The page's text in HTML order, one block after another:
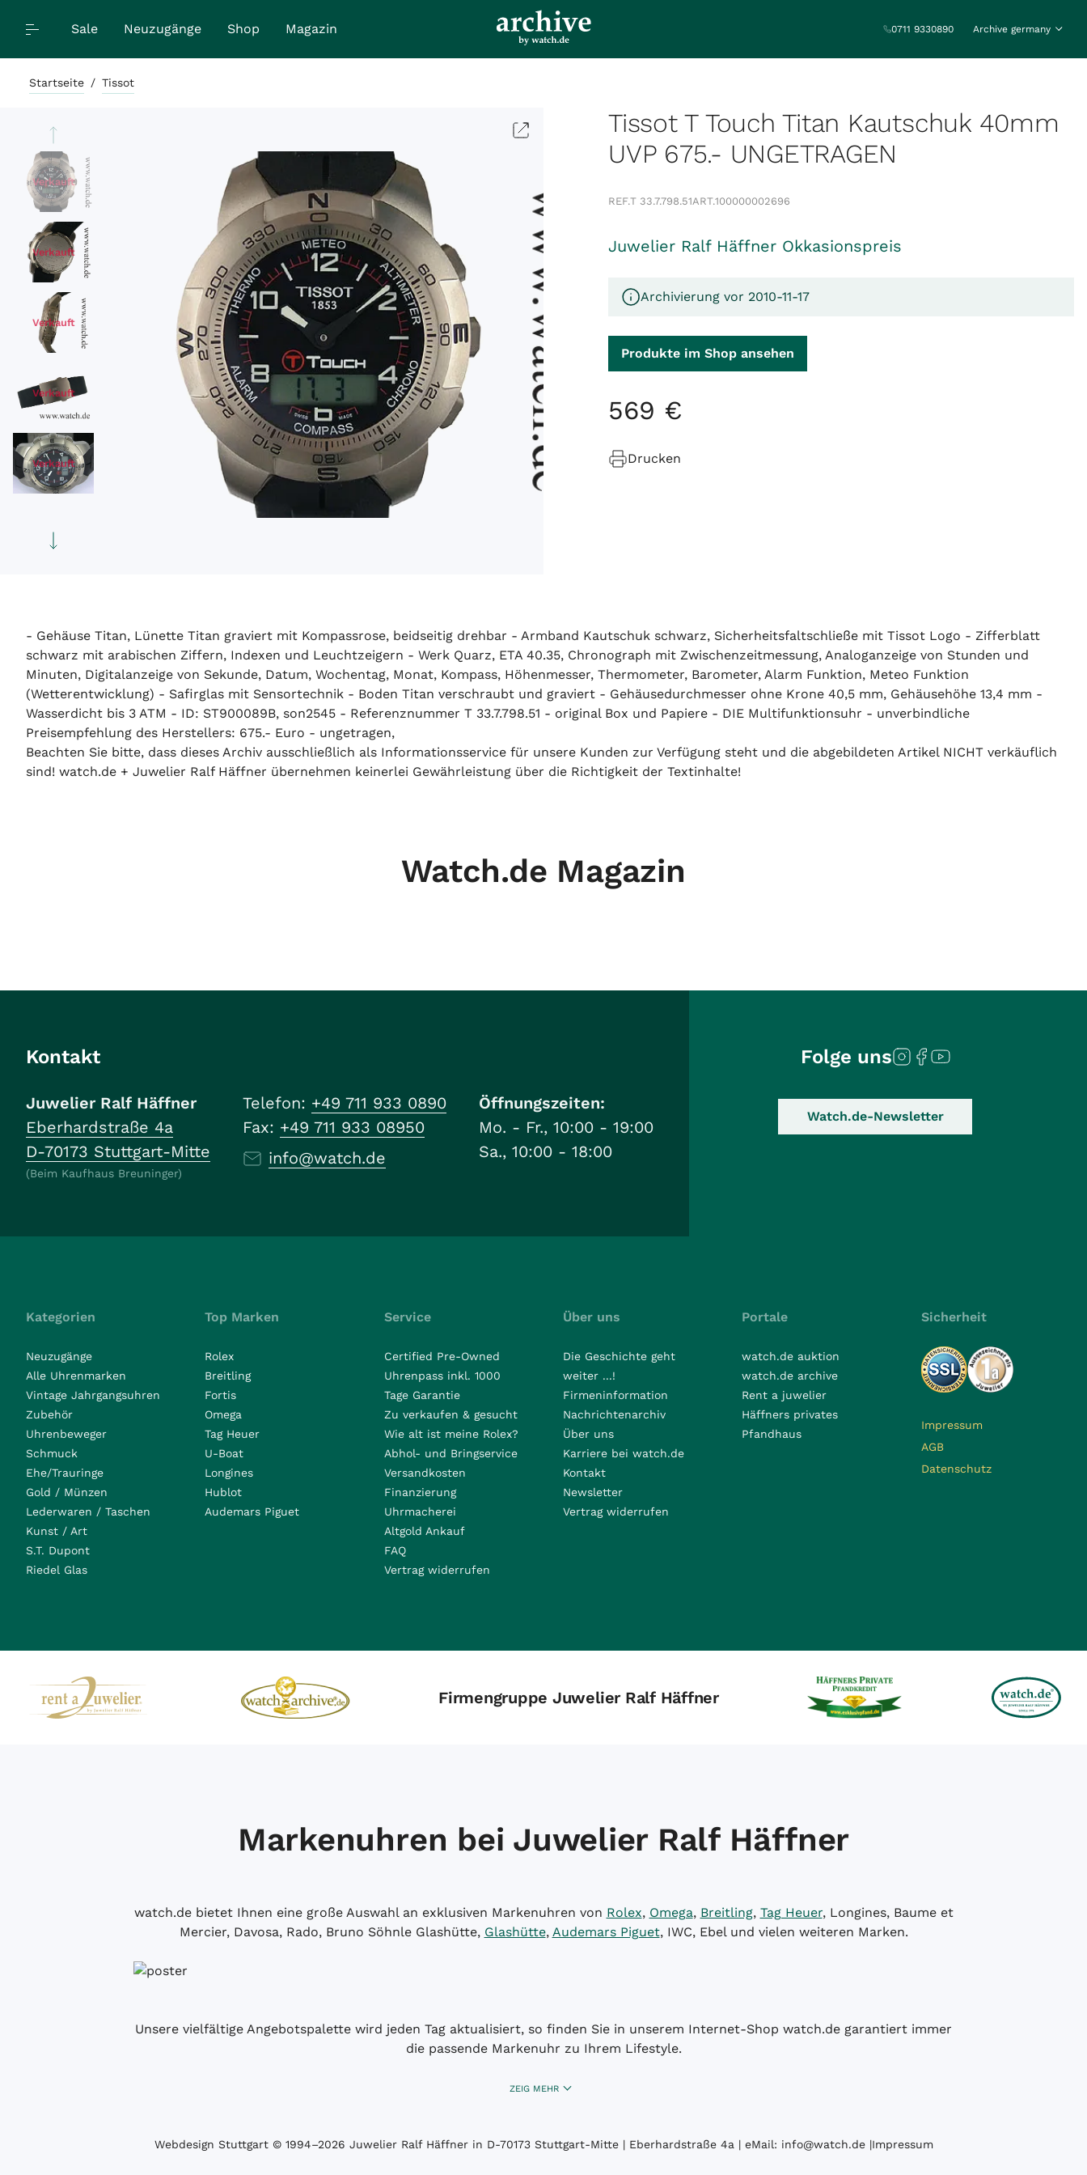
Sale Neuzugänge Shop Magazin 0711 9330890 Archive germany
Startseite / Tissot
Tissot T Touch Titan Kautschuk 40mm
UVP 675.- UNGETRAGEN
Verkauft
Verkauft
Verkauft
Verkauft
Verkauft
REF.T 33.7.798.51ART.100000002696
Juwelier Ralf Häffner Okkasionspreis
Archivierung vor 2010-11-17
Produkte im Shop ansehen
569 €
Drucken
- Gehäuse Titan, Lünette Titan graviert mit Kompassrose, beidseitig drehbar - Armband Kautschuk schwarz, Sicherheitsfaltschließe mit Tissot Logo - Zifferblatt
schwarz mit arabischen Ziffern, Indexen und Leuchtzeigern - Werk Quarz, ETA 40.35, Chronograph mit Zwischenzeitmessung, Analoganzeige von Stunden und
Minuten, Digitalanzeige von Sekunde, Datum, Wochentag, Monat, Kompass, Höhenmesser, Thermometer, Barometer, Alarm Funktion, Meteo Funktion
(Wetterentwicklung) - Safirglas mit Sensortechnik - Boden Titan verschraubt und graviert - Gehäusedurchmesser ohne Krone 40,5 mm, Gehäusehöhe 13,4 mm -
Wasserdicht bis 3 ATM - ID: ST900089B, son2545 - Referenznummer T 33.7.798.51 - original Box und Papiere - DIE Multifunktionsuhr - unverbindliche
Preisempfehlung des Herstellers: 675.- Euro - ungetragen,
Beachten Sie bitte, dass dieses Archiv ausschließlich als Informationsservice für unsere Kunden zur Verfügung steht und die abgebildeten Artikel NICHT verkäuflich
sind! watch.de + Juwelier Ralf Häffner übernehmen keinerlei Gewährleistung über die Richtigkeit der Textinhalte!
Watch.de Magazin
Kontakt
Juwelier Ralf Häffner
Eberhardstraße 4a
D-70173 Stuttgart-Mitte
(Beim Kaufhaus Breuninger)
Telefon: +49 711 933 0890
Fax: +49 711 933 08950
info@watch.de
Öffnungszeiten:
Mo. - Fr., 10:00 - 19:00
Sa., 10:00 - 18:00
Folge uns
Watch.de-Newsletter
Kategorien
Neuzugänge
Alle Uhrenmarken
Vintage Jahrgangsuhren
Zubehör
Uhrenbeweger
Schmuck
Ehe/Trauringe
Gold / Münzen
Lederwaren / Taschen
Kunst / Art
S.T. Dupont
Riedel Glas
Top Marken
Rolex
Breitling
Fortis
Omega
Tag Heuer
U-Boat
Longines
Hublot
Audemars Piguet
Service
Certified Pre-Owned
Uhrenpass inkl. 1000
Tage Garantie
Zu verkaufen & gesucht
Wie alt ist meine Rolex?
Abhol- und Bringservice
Versandkosten
Finanzierung
Uhrmacherei
Altgold Ankauf
FAQ
Vertrag widerrufen
Über uns
Die Geschichte geht
weiter ...!
Firmeninformation
Nachrichtenarchiv
Über uns
Karriere bei watch.de
Kontakt
Newsletter
Vertrag widerrufen
Portale
watch.de auktion
watch.de archive
Rent a juwelier
Häffners privates
Pfandhaus
Sicherheit
Impressum
AGB
Datenschutz
Firmengruppe Juwelier Ralf Häffner
Markenuhren bei Juwelier Ralf Häffner
watch.de bietet Ihnen eine große Auswahl an exklusiven Markenuhren von Rolex, Omega, Breitling, Tag Heuer, Longines, Baume et
Mercier, Davosa, Rado, Bruno Söhnle Glashütte, Glashütte, Audemars Piguet, IWC, Ebel und vielen weiteren Marken.
Unsere vielfältige Angebotspalette wird jeden Tag aktualisiert, so finden Sie in unserem Internet-Shop watch.de garantiert immer
die passende Markenuhr zu Ihrem Lifestyle.
ZEIG MEHR
Webdesign Stuttgart© 1994­–2026 Juwelier Ralf Häffner in D-70173 Stuttgart-Mitte | Eberhardstraße 4a | eMail: info@watch.de|Impressum